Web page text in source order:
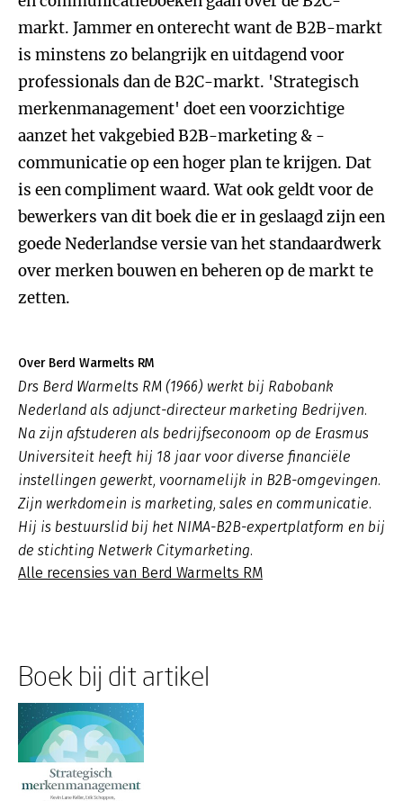
markt. Jammer en onterecht want de B2B-markt
is minstens zo belangrijk en uitdagend voor
professionals dan de B2C-markt. 'Strategisch
merkenmanagement' doet een voorzichtige
aanzet het vakgebied B2B-marketing & -
communicatie op een hoger plan te krijgen. Dat
is een compliment waard. Wat ook geldt voor de
bewerkers van dit boek die er in geslaagd zijn een
goede Nederlandse versie van het standaardwerk
over merken bouwen en beheren op de markt te
zetten.
Over Berd Warmelts RM
Drs Berd Warmelts RM (1966) werkt bij Rabobank
Nederland als adjunct-directeur marketing Bedrijven.
Na zijn afstuderen als bedrijfseconoom op de Erasmus
Universiteit heeft hij 18 jaar voor diverse financiële
instellingen gewerkt, voornamelijk in B2B-omgevingen.
Zijn werkdomein is marketing, sales en communicatie.
Hij is bestuurslid bij het NIMA-B2B-expertplatform en bij
de stichting Netwerk Citymarketing.
Alle recensies van Berd Warmelts RM
Boek bij dit artikel